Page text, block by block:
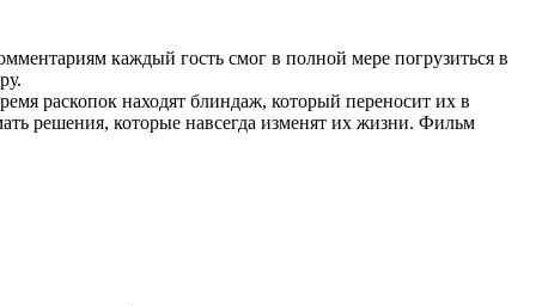
каждый гость смог в полной мере погрузиться в
раскопок находят блиндаж, который переносит их в
решения, которые навсегда изменят их жизни. Фильм